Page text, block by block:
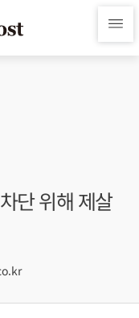
단 위해 제살